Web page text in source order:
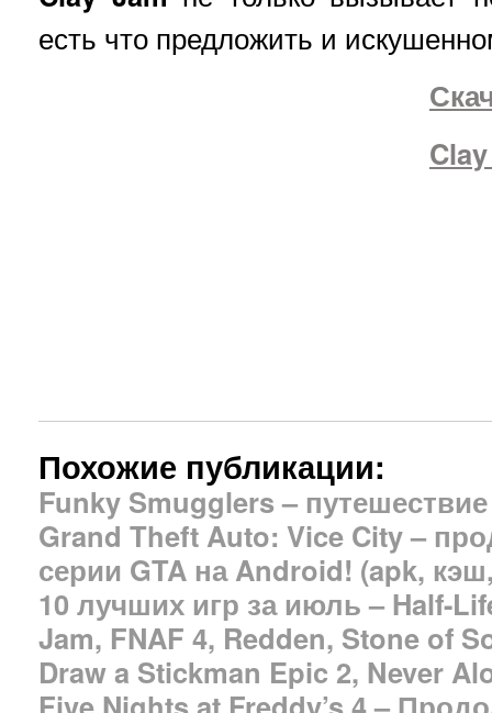
есть что предложить и
Похожие публикации:
Funky Smugglers –
Grand Theft Auto: Vice City –
серии GTA на Android! (apk,
10 лучших игр за июль – Half-
Jam, FNAF 4, Redden, Stone of
Draw a Stickman Epic 2, Never